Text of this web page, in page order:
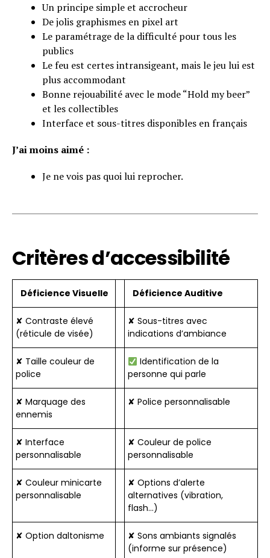
Un principe simple et accrocheur
De jolis graphismes en pixel art
Le paramétrage de la difficulté pour tous les
publics
Le feu est certes intransigeant, mais le jeu lui est
plus accommodant
Bonne rejouabilité avec le mode “Hold my beer”
et les collectibles
Interface et sous-titres disponibles en français
J’ai moins aimé :
Je ne vois pas quoi lui reprocher.
Critères d’accessibilité
Déficience Visuelle Déficience Auditive
✘ Contraste élevé
(réticule de visée)
✘ Sous-titres avec
indications d’ambiance
✘ Taille couleur de
police
Identification de la
personne qui parle
✘ Marquage des
ennemis
✘ Police personnalisable
✘ Interface
personnalisable
✘ Couleur de police
personnalisable
✘ Couleur minicarte
personnalisable
✘ Options d’alerte
alternatives (vibration,
flash…)
✘ Option daltonisme
✘ Sons ambiants signalés
(informe sur présence)